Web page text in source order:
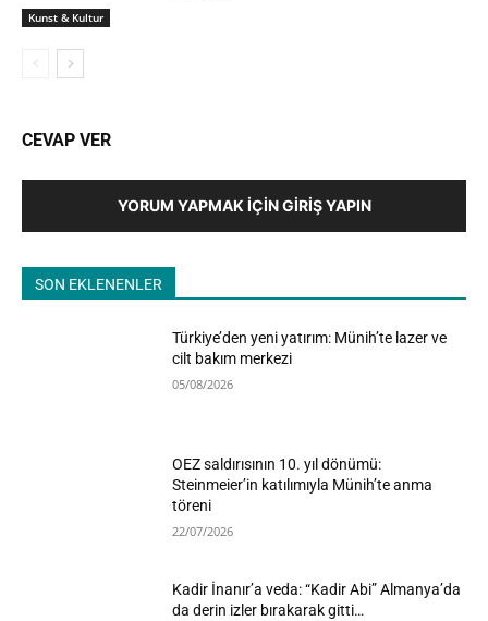
Kunst & Kultur
CEVAP VER
YORUM YAPMAK İÇIN GIRIŞ YAPIN
SON EKLENENLER
Türkiye’den yeni yatırım: Münih’te lazer ve
cilt bakım merkezi
05/08/2026
OEZ saldırısının 10. yıl dönümü:
Steinmeier’in katılımıyla Münih’te anma
töreni
22/07/2026
Kadir İnanır’a veda: “Kadir Abi” Almanya’da
da derin izler bırakarak gitti…